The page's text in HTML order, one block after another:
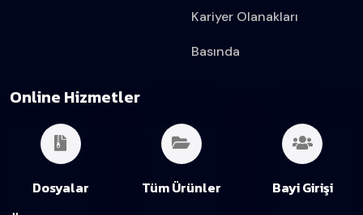
Kariyer Olanakları
Basında
Online Hizmetler
Dosyalar Tüm Ürünler Bayi Girişi